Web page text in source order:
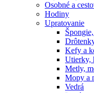
Osobné a
Hodiny
Upratovanie
Kefy a
Utierky,
Metly,
Mopy a
Vedrá